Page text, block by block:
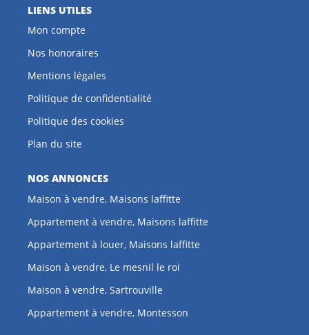
LIENS UTILES
Mon compte
Nos honoraires
Mentions légales
Politique de confidentialité
Politique des cookies
Plan du site
NOS ANNONCES
Maison à vendre, Maisons laffitte
Appartement à vendre, Maisons laffitte
Appartement à louer, Maisons laffitte
Maison à vendre, Le mesnil le roi
Maison à vendre, Sartrouville
Appartement à vendre, Montesson